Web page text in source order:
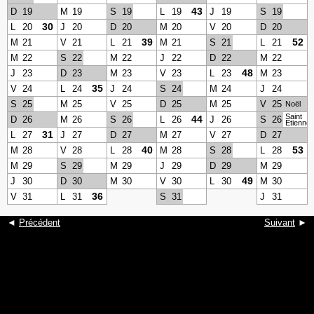
D 19 M 19 S 19 L 19 43 J 19 S
19
L
20 30 J 20 D 20 M 20 V 20 D 20
M 21 V 21 L 21 39 M 21 S 21 L 21 52
M 22 S 22 M 22 J 22 D 22 M 22
J
23 D 23 M 23 V 23 L 23 48 M 23
V 24 L 24 35 J 24 S 24 M 24 J
24
S 25 M 25 V 25 D 25 M 25 V 25 Noël
D 26 M 26 S 26 L 26 44 J 26 S 26 Saint
Etienne
L 27 31 J 27 D 27 M 27 V 27 D 27
M 28 V 28 L 28 40 M 28 S 28 L 28 53
M 29 S 29 M 29 J 29 D 29 M 29
J
30 D 30 M 30 V 30 L 30 49 M 30
V 31 L 31 36 S 31 J 31
◄ Précédent Suivant ►